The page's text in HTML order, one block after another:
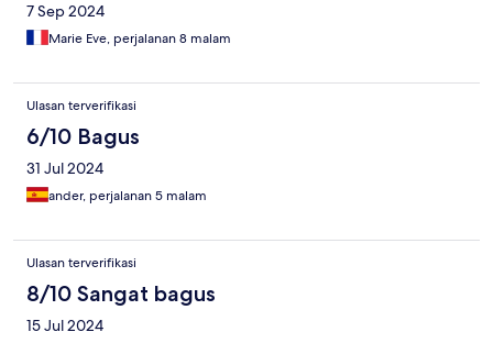
7 Sep 2024
Marie Eve, perjalanan 8 malam
Ulasan terverifikasi
6/10 Bagus
31 Jul 2024
ander, perjalanan 5 malam
Ulasan terverifikasi
8/10 Sangat bagus
15 Jul 2024